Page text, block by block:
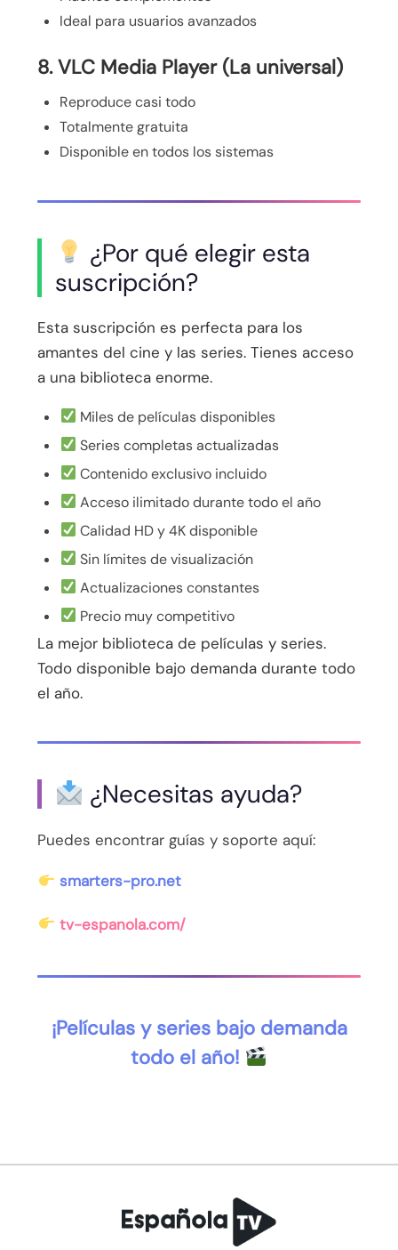
Ideal para usuarios avanzados
8. VLC Media Player (La universal)
Reproduce casi todo
Totalmente gratuita
Disponible en todos los sistemas
¿Por qué elegir esta
suscripción?
Esta suscripción es perfecta para los
amantes del cine y las series. Tienes acceso
a una biblioteca enorme.
Miles de películas disponibles
Series completas actualizadas
Contenido exclusivo incluido
Acceso ilimitado durante todo el año
Calidad HD y 4K disponible
Sin límites de visualización
Actualizaciones constantes
Precio muy competitivo
La mejor biblioteca de películas y series.
Todo disponible bajo demanda durante todo
el año.
¿Necesitas ayuda?
Puedes encontrar guías y soporte aquí:
smarters-pro.net
tv-espanola.com/
¡Películas y series bajo demanda
todo el año!